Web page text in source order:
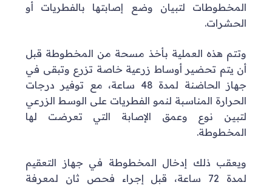
المخطوطات لتبيان وضع إصابتها بالفطريات أو
الحشرات.
وتتم هذه العملية بأخذ مسحة من المخطوطة قبل
أن يتم تحضير أوساط زرعية خاصة تزرع وتبقى في
جهاز الحاضنة لمدة 48 ساعة، مع توفير درجات
الحرارة المناسبة لنمو الفطريات على الوسط الزرعي
لتبين نوع وعمق الإصابة التي تعرضت لها
المخطوطة.
ويعقب ذلك إدخال المخطوطة في جهاز التعقيم
لمدة 72 ساعة، قبل إجراء فحص ثان لمعرفة